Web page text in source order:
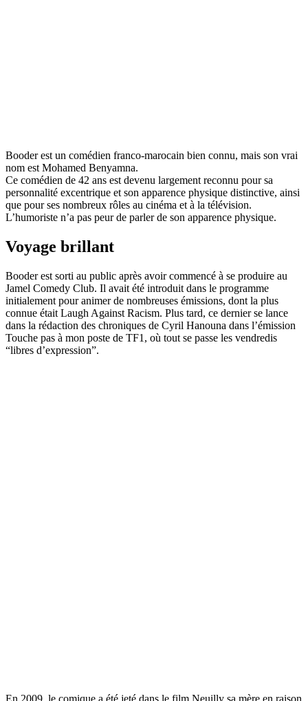
Booder est un comédien franco-marocain bien connu, mais son vrai
nom est Mohamed Benyamna.
Ce comédien de 42 ans est devenu largement reconnu pour sa
personnalité excentrique et son apparence physique distinctive, ainsi
que pour ses nombreux rôles au cinéma et à la télévision.
L’humoriste n’a pas peur de parler de son apparence physique.
Voyage brillant
Booder est sorti au public après avoir commencé à se produire au
Jamel Comedy Club. Il avait été introduit dans le programme
initialement pour animer de nombreuses émissions, dont la plus
connue était Laugh Against Racism. Plus tard, ce dernier se lance
dans la rédaction des chroniques de Cyril Hanouna dans l’émission
Touche pas à mon poste de TF1, où tout se passe les vendredis
“libres d’expression”.
En 2009, le comique a été jeté dans le film Neuilly sa mère en raison